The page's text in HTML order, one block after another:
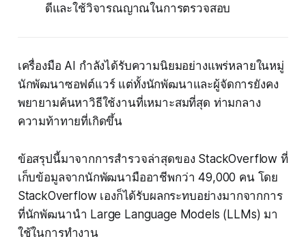
ดีและใช้วิจารณญาณในการตรวจสอบ
เครื่องมือ AI กำลังได้รับความนิยมอย่างแพร่หลายในหมู่
นักพัฒนาซอฟต์แวร์ แต่ทั้งนักพัฒนาและผู้จัดการยังคง
พยายามค้นหาวิธีใช้งานที่เหมาะสมที่สุด ท่ามกลาง
ความท้าทายที่เกิดขึ้น
ข้อสรุปนี้มาจากการสำรวจล่าสุดของ StackOverflow ที่
เก็บข้อมูลจากนักพัฒนามืออาชีพกว่า 49,000 คน โดย
StackOverflow เองก็ได้รับผลกระทบอย่างมากจากการ
ที่นักพัฒนานำ Large Language Models (LLMs) มา
ใช้ในการทำงาน